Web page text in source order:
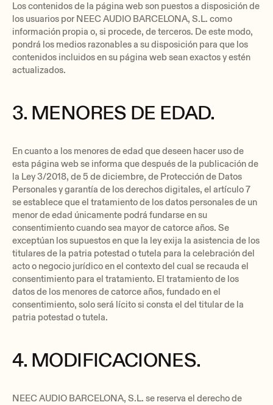
Los contenidos de la página web son puestos a disposición de
los usuarios por NEEC AUDIO BARCELONA, S.L. como
información propia o, si procede, de terceros. De este modo,
pondrá los medios razonables a su disposición para que los
contenidos incluidos en su página web sean exactos y estén
actualizados.
3. MENORES DE EDAD.
En cuanto a los menores de edad que deseen hacer uso de
esta página web se informa que después de la publicación de
la Ley 3/2018, de 5 de diciembre, de Protección de Datos
Personales y garantía de los derechos digitales, el artículo 7
se establece que el tratamiento de los datos personales de un
menor de edad únicamente podrá fundarse en su
consentimiento cuando sea mayor de catorce años. Se
exceptúan los supuestos en que la ley exija la asistencia de los
titulares de la patria potestad o tutela para la celebración del
acto o negocio jurídico en el contexto del cual se recauda el
consentimiento para el tratamiento. El tratamiento de los
datos de los menores de catorce años, fundado en el
consentimiento, solo será lícito si consta el del titular de la
patria potestad o tutela.
4. MODIFICACIONES.
NEEC AUDIO BARCELONA, S.L. se reserva el derecho de